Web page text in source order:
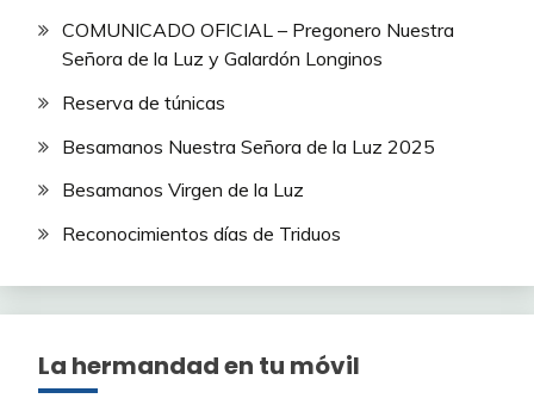
COMUNICADO OFICIAL – Pregonero Nuestra
Señora de la Luz y Galardón Longinos
Reserva de túnicas
Besamanos Nuestra Señora de la Luz 2025
Besamanos Virgen de la Luz
Reconocimientos días de Triduos
La hermandad en tu móvil